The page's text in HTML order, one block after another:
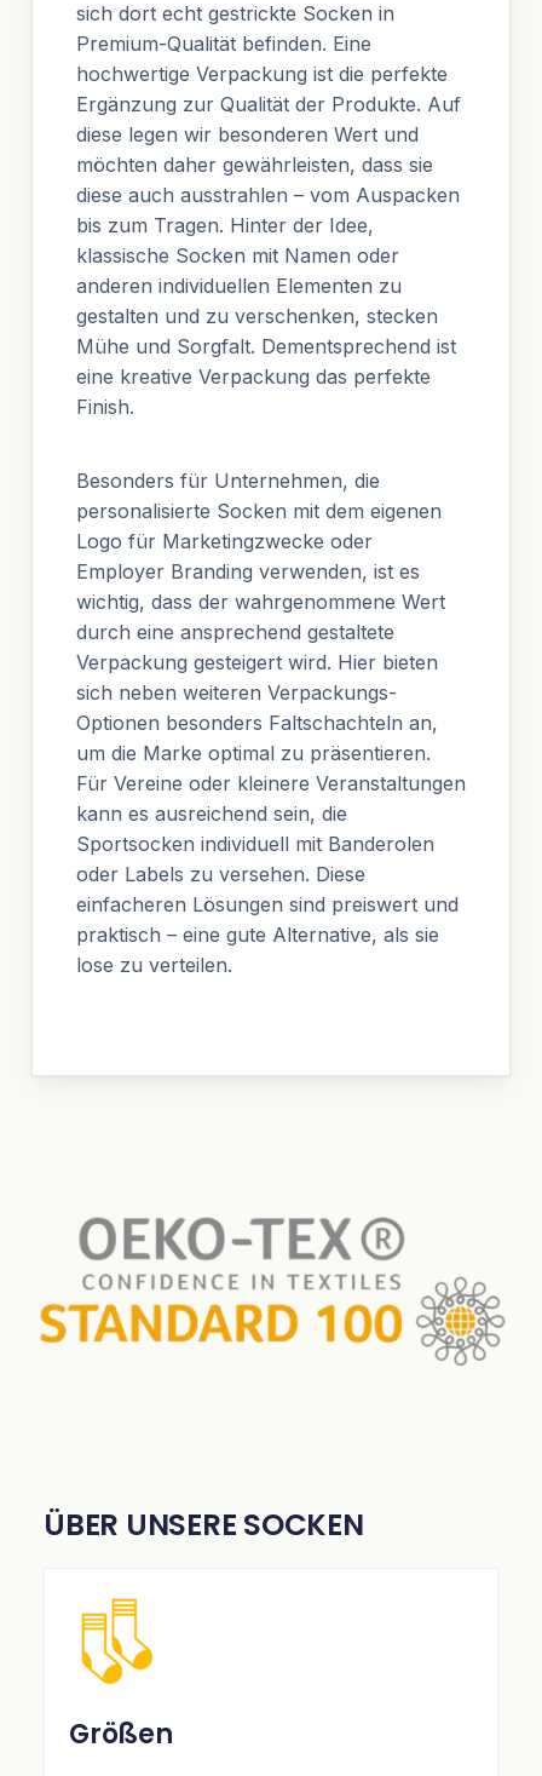
sich dort echt gestrickte Socken in
Premium-Qualität befinden. Eine
hochwertige Verpackung ist die perfekte
Ergänzung zur Qualität der Produkte. Auf
diese legen wir besonderen Wert und
möchten daher gewährleisten, dass sie
diese auch ausstrahlen – vom Auspacken
bis zum Tragen. Hinter der Idee,
klassische Socken mit Namen oder
anderen individuellen Elementen zu
gestalten und zu verschenken, stecken
Mühe und Sorgfalt. Dementsprechend ist
eine kreative Verpackung das perfekte
Finish.
Besonders für Unternehmen, die
personalisierte Socken mit dem eigenen
Logo für Marketingzwecke oder
Employer Branding verwenden, ist es
wichtig, dass der wahrgenommene Wert
durch eine ansprechend gestaltete
Verpackung gesteigert wird. Hier bieten
sich neben weiteren Verpackungs-
Optionen besonders Faltschachteln an,
um die Marke optimal zu präsentieren.
Für Vereine oder kleinere Veranstaltungen
kann es ausreichend sein, die
Sportsocken individuell mit Banderolen
oder Labels zu versehen. Diese
einfacheren Lösungen sind preiswert und
praktisch – eine gute Alternative, als sie
lose zu verteilen.
ÜBER UNSERE SOCKEN
Größen